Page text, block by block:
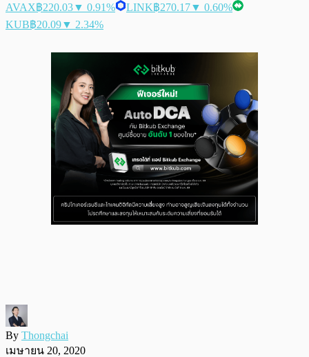
AVAX฿220.03▼ 0.91% LINK฿270.17▼ 0.60%
KUB฿20.09▼ 2.34%
By Thongchai
เมษายน 20, 2020